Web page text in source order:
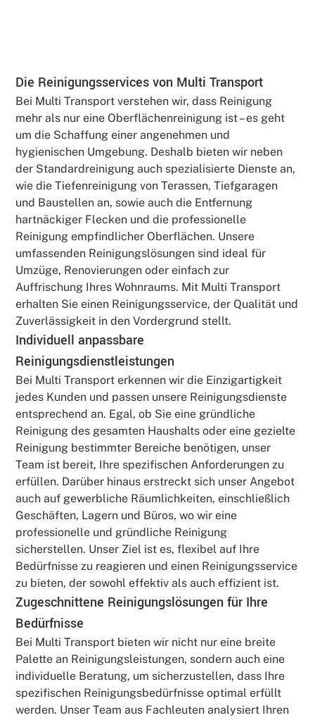
Die Reinigungsservices von Multi Transport
Bei Multi Transport verstehen wir, dass Reinigung
mehr als nur eine Oberflächenreinigung ist – es geht
um die Schaffung einer angenehmen und
hygienischen Umgebung. Deshalb bieten wir neben
der Standardreinigung auch spezialisierte Dienste an,
wie die Tiefenreinigung von Terassen, Tiefgaragen
und Baustellen an, sowie auch die Entfernung
hartnäckiger Flecken und die professionelle
Reinigung empfindlicher Oberflächen. Unsere
umfassenden Reinigungslösungen sind ideal für
Umzüge, Renovierungen oder einfach zur
Auffrischung Ihres Wohnraums. Mit Multi Transport
erhalten Sie einen Reinigungsservice, der Qualität und
Zuverlässigkeit in den Vordergrund stellt.
Individuell anpassbare
Reinigungsdienstleistungen
Bei Multi Transport erkennen wir die Einzigartigkeit
jedes Kunden und passen unsere Reinigungsdienste
entsprechend an. Egal, ob Sie eine gründliche
Reinigung des gesamten Haushalts oder eine gezielte
Reinigung bestimmter Bereiche benötigen, unser
Team ist bereit, Ihre spezifischen Anforderungen zu
erfüllen. Darüber hinaus erstreckt sich unser Angebot
auch auf gewerbliche Räumlichkeiten, einschließlich
Geschäften, Lagern und Büros, wo wir eine
professionelle und gründliche Reinigung
sicherstellen. Unser Ziel ist es, flexibel auf Ihre
Bedürfnisse zu reagieren und einen Reinigungsservice
zu bieten, der sowohl effektiv als auch effizient ist.
Zugeschnittene Reinigungslösungen für Ihre
Bedürfnisse
Bei Multi Transport bieten wir nicht nur eine breite
Palette an Reinigungsleistungen, sondern auch eine
individuelle Beratung, um sicherzustellen, dass Ihre
spezifischen Reinigungsbedürfnisse optimal erfüllt
werden. Unser Team aus Fachleuten analysiert Ihren